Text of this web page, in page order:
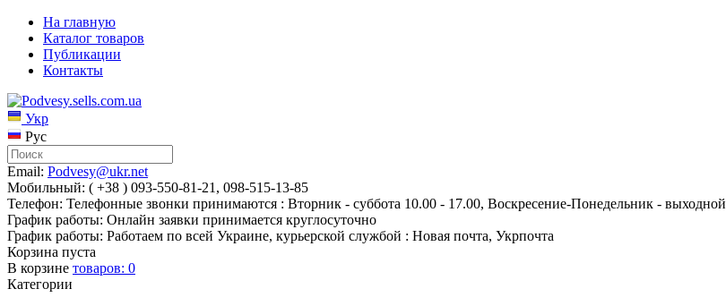
На главную
Каталог товаров
Публикации
Контакты
Укр
Рус
Email: Podvesy@ukr.net
Мобильный: ( +38 ) 093-550-81-21, 098-515-13-85
Телефон: Телефонные звонки принимаются : Вторник - суббота 10.00 - 17.00, Воскресение-Понедельник - выходной
График работы: Онлайн заявки принимается круглосуточно
График работы: Работаем по всей Украине, курьерской службой : Новая почта, Укрпочта
Корзина пуста
В корзине товаров: 0
Категории